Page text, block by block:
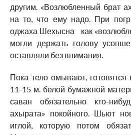
другим. «Возлюбленный брат
на то, что ему надо. При
оджаха Шехысна как
могли держать голову
оставляли без внимания.
Пока тело омывают,
11-15 м. белой бумажной
саван обязательно кто-
ахырата» покойного. Шьют
иглой, которую потом